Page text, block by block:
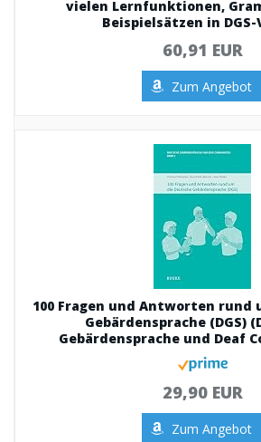
vielen Lernfunktionen,
Beispielsätzen in DGS-
60,91 EUR
Zum Angebot
100 Fragen und Antworten rund
Gebärdensprache (DGS)
Gebärdensprache und Deaf
29,90 EUR
Zum Angebot